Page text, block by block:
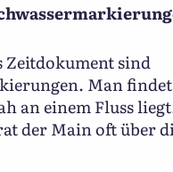
Zeitdokument sind
Man
an einem Fluss
der Main oft über